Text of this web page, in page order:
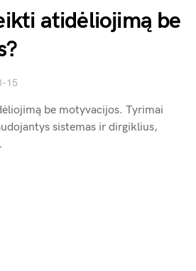
atidėliojimą be
15
be motyvacijos. Tyrimai
sistemas ir dirgiklius,